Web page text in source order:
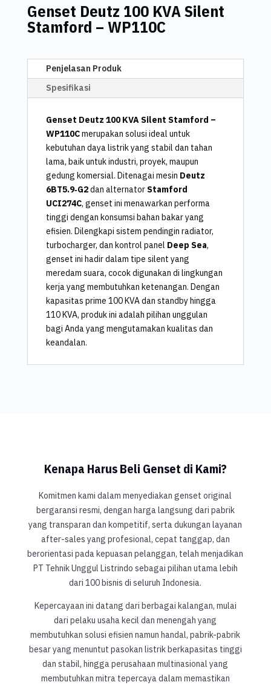
Genset Deutz 100 KVA Silent
Stamford – WP110C
Penjelasan Produk
Spesifikasi
Genset Deutz 100 KVA Silent Stamford –
WP110Cmerupakan solusi ideal untuk
kebutuhan daya listrik yang stabil dan tahan
lama, baik untuk industri, proyek, maupun
gedung komersial. Ditenagai mesin Deutz
6BT5.9‑G2dan alternator Stamford
UCI274C, genset ini menawarkan performa
tinggi dengan konsumsi bahan bakar yang
efisien. Dilengkapi sistem pendingin radiator,
turbocharger, dan kontrol panel Deep Sea,
genset ini hadir dalam tipe silent yang
meredam suara, cocok digunakan di lingkungan
kerja yang membutuhkan ketenangan. Dengan
kapasitas prime 100 KVA dan standby hingga
110 KVA, produk ini adalah pilihan unggulan
bagi Anda yang mengutamakan kualitas dan
keandalan.
Kenapa Harus Beli Genset di Kami?
Komitmen kami dalam menyediakan genset original
bergaransi resmi, dengan harga langsung dari pabrik
yang transparan dan kompetitif, serta dukungan layanan
after-sales yang profesional, cepat tanggap, dan
berorientasi pada kepuasan pelanggan, telah menjadikan
PT Tehnik Unggul Listrindo sebagai pilihan utama lebih
dari 100 bisnis di seluruh Indonesia.
Kepercayaan ini datang dari berbagai kalangan, mulai
dari pelaku usaha kecil dan menengah yang
membutuhkan solusi efisien namun handal, pabrik-pabrik
besar yang menuntut pasokan listrik berkapasitas tinggi
dan stabil, hingga perusahaan multinasional yang
membutuhkan mitra tepercaya dalam memastikan